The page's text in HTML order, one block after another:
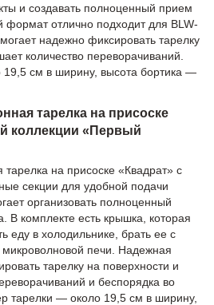
и создавать полноценный прием
формат отлично подходит для BLW-
надежно фиксировать тарелку
количество переворачиваний.
см в ширину, высота бортика —
тарелка на присоске
коллекции «Первый
на присоске «Квадрат» с
секции для удобной подачи
организовать полноценный
комплекте есть крышка, которая
еду в холодильнике, брать ее с
микроволновой печи. Надежная
тарелку на поверхности и
и беспорядка во
тарелки — около 19,5 см в ширину,